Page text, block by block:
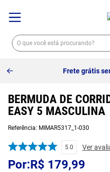
Frete grátis
BERMUDA DE
EASY 5 MASCULINA
Referência: MIMAR5317_1-030
5.0 Ver
R$ 179,99